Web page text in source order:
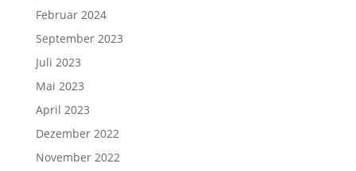
Februar 2024
September 2023
Juli 2023
Mai 2023
April 2023
Dezember 2022
November 2022